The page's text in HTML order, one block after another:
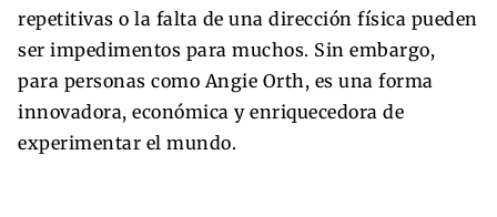
repetitivas o la falta de una dirección física pueden
ser impedimentos para muchos. Sin embargo,
para personas como Angie Orth, es una forma
innovadora, económica y enriquecedora de
experimentar el mundo.